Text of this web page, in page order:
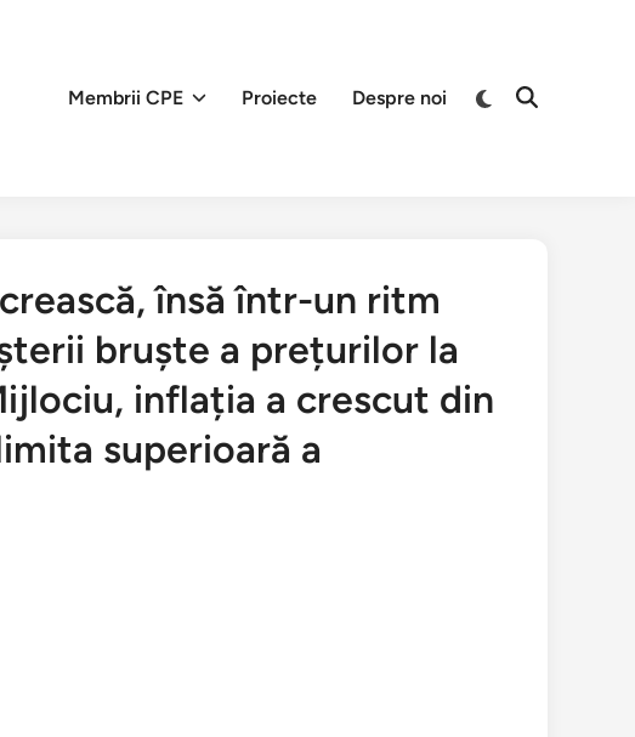
Membrii CPE Proiecte Despre noi
Переключить
Открыть
însă într-un ritm
bruște a prețurilor la
inflația a crescut din
superioară a